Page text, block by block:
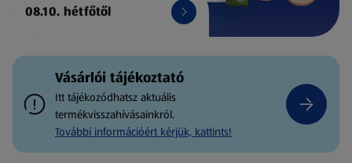
08.10. hétfőtől
Vásárlói tájékoztató
Itt tájékozódhatsz aktuális
termékvisszahívásainkról.
További információért kérjük, kattints!